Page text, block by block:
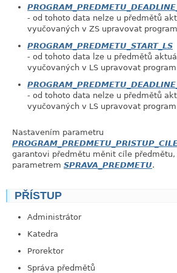
- od tohoto data nelze u předmětů
vyučovaných v ZS upravovat
PROGRAM_PREDMETU_START_LS
- od tohoto data lze u předmětů
vyučovaných v LS upravovat
- od tohoto data nelze u předmětů
vyučovaných v LS upravovat
Nastavením parametru
garantovi předmětu měnit cíle
parametrem SPRAVA_PREDMETU.
PŘÍSTUP
Administrátor
Katedra
Prorektor
Správa předmětů